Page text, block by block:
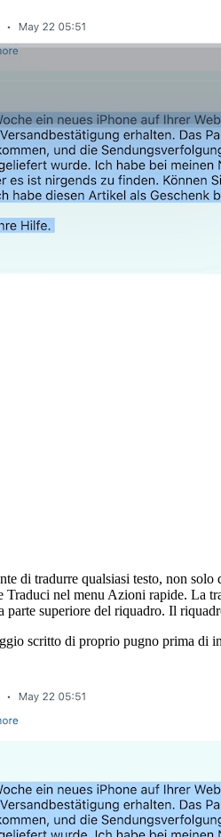
di tradurre qualsiasi testo, non
nel menu Azioni rapide. La
parte superiore del riquadro. Il
scritto di proprio pugno prima di